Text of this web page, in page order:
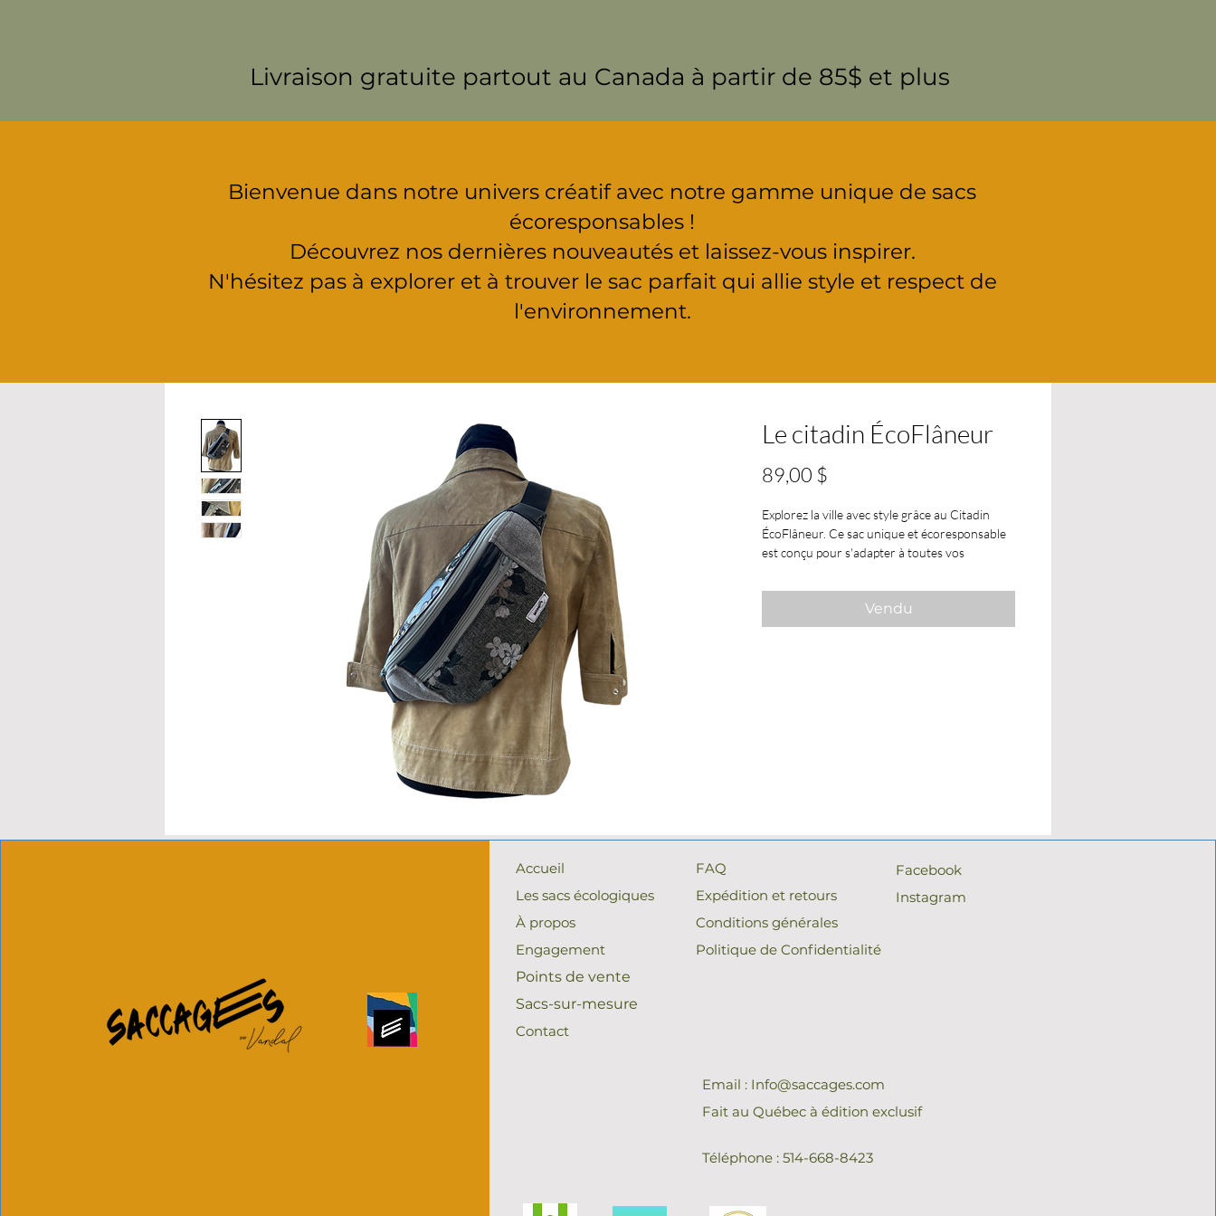
Livraison gratuite partout au Canada à partir de 85$ et plus
Bienvenue dans notre univers créatif avec notre gamme unique de sacs
écoresponsables !
Découvrez nos dernières nouveautés et laissez-vous inspirer.
N'hésitez pas à explorer et à trouver le sac parfait qui allie style et respect de
l'environnement.
Le citadin ÉcoFlâneur
89,00 $
Explorez la ville avec style grâce au Citadin
ÉcoFlâneur. Ce sac unique et écoresponsable
est conçu pour s'adapter à toutes vos
se porte à la taille, à l’épaule ou en bandoulière,
selon vos envies. Son design intemporel et fait
main en fait un accessoire durable et élégant,
Vendu
Accueil
Les sacs écologiques
À propos
Engagement
Points de vente
Sacs-sur-mesure
Contact
FAQ
Expédition et retours
Conditions générales
Politique de Confidentialité
Facebook
Instagram
Email : Info@saccages.com
Fait au Québec à édition exclusif
Téléphone : 514-668-8423